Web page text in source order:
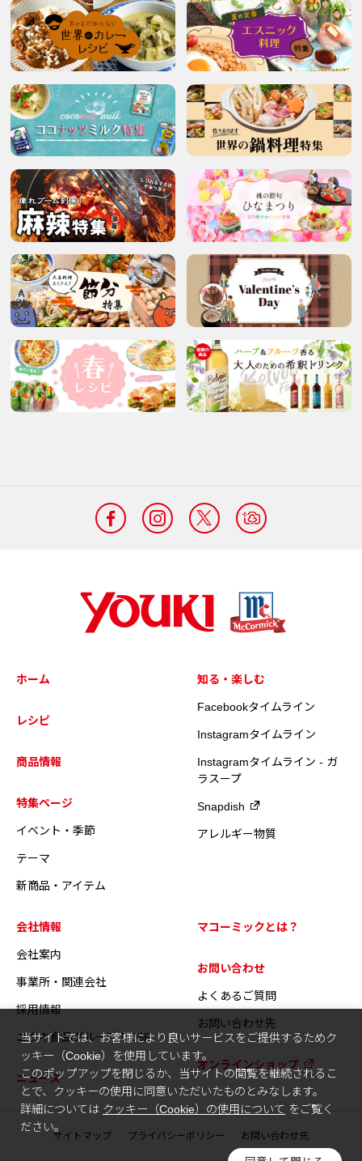
ホーム
レシピ
商品情報
特集ページ
イベント・季節
テーマ
新商品・アイテム
知る・楽しむ
Facebookタイムライン
Instagramタイムライン
Instagramタイムライン - ガ
ラスープ
Snapdish
アレルギー物質
会社情報
会社案内
事業所・関連会社
採用情報
ユウキ食品グループのCSR
ニュース
マコーミックとは？
お問い合わせ
よくあるご質問
お問い合わせ先
オンラインショップ
サイトマップ プライバシーポリシー お問い合わせ先
当サイトでは、お客様により良いサービスをご提供するためク
ッキー（Cookie）を使用しています。
このポップアップを閉じるか、当サイトの閲覧を継続されるこ
とで、クッキーの使用に同意いただいたものとみなします。
詳細については クッキー（Cookie）の使用について をご覧く
ださい。